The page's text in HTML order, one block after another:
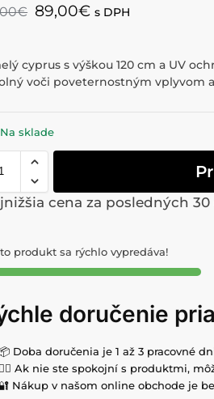
€ 89,00€ s DPH
cyprus s výškou 120 cm a UV
voči poveternostným vplyvom
Na sklade
cena za posledných
produkt sa rýchlo vypredáva!
doručenie
Doba doručenia je 1 až 3 pracovné
💁‍♀️ Ak nie ste spokojní s produktmi,
Nákup v našom online obchode je